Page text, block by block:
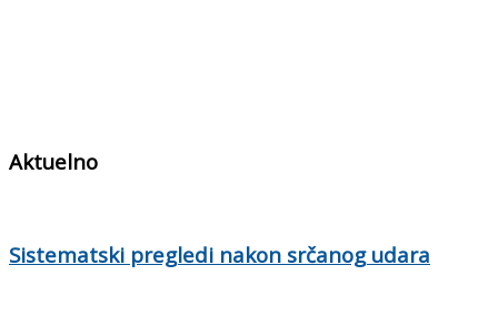
Aktuelno
Sistematski pregledi nakon srčanog udara